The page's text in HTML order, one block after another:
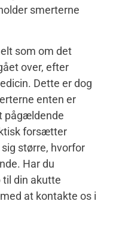
smerterne
som om det
over, efter
Dette er dog
enten er
pågældende
forsætter
større, hvorfor
Har du
din akutte
at kontakte os i